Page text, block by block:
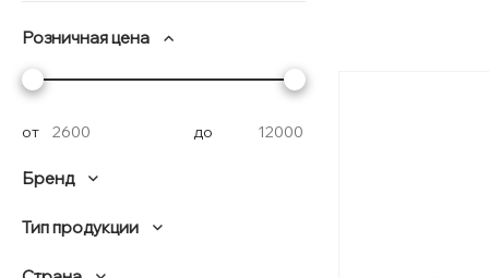
Розничная цена
от до
Бренд
Тип продукции